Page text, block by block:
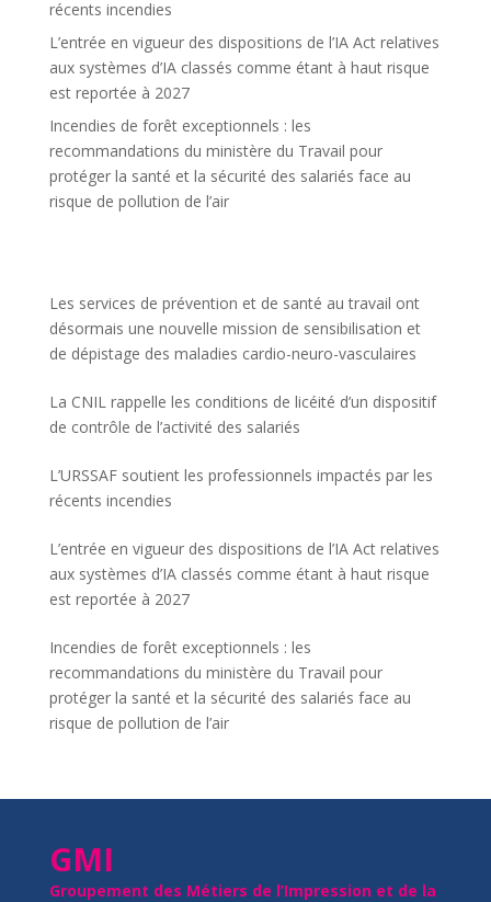
récents incendies
L’entrée en vigueur des dispositions de l’IA Act relatives
aux systèmes d’IA classés comme étant à haut risque
est reportée à 2027
Incendies de forêt exceptionnels : les
recommandations du ministère du Travail pour
protéger la santé et la sécurité des salariés face au
risque de pollution de l’air
Les services de prévention et de santé au travail ont
désormais une nouvelle mission de sensibilisation et
de dépistage des maladies cardio-neuro-vasculaires
La CNIL rappelle les conditions de licéité d’un dispositif
de contrôle de l’activité des salariés
L’URSSAF soutient les professionnels impactés par les
récents incendies
L’entrée en vigueur des dispositions de l’IA Act relatives
aux systèmes d’IA classés comme étant à haut risque
est reportée à 2027
Incendies de forêt exceptionnels : les
recommandations du ministère du Travail pour
protéger la santé et la sécurité des salariés face au
risque de pollution de l’air
GMI
Groupement des Métiers de l’Impression et de la